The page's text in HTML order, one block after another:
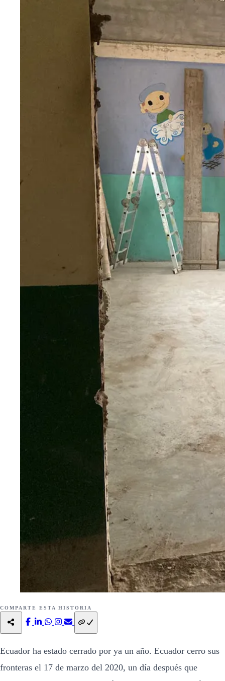
COMPARTE ESTA HISTORIA
Ecuador ha estado cerrado por ya un año. Ecuador cerro sus
fronteras el 17 de marzo del 2020, un día después que